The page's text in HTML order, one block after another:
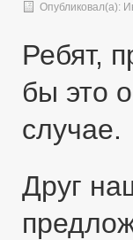
Опубликовал(а):
Ребят,
бы это
случае.
Друг